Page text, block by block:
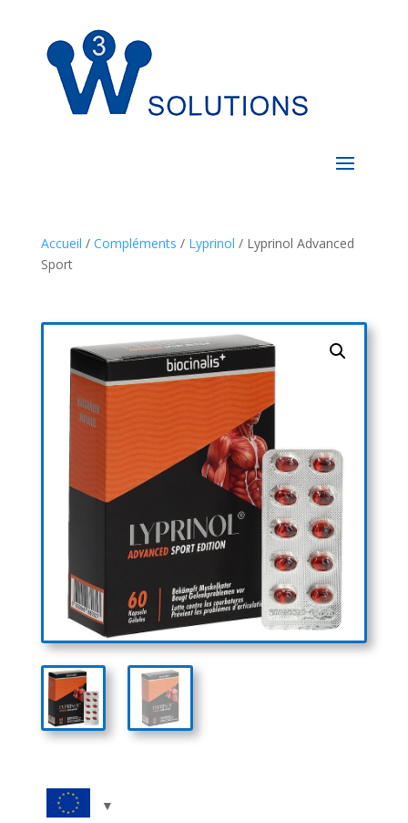
Accueil / Compléments / Lyprinol / Lyprinol Advanced
Sport